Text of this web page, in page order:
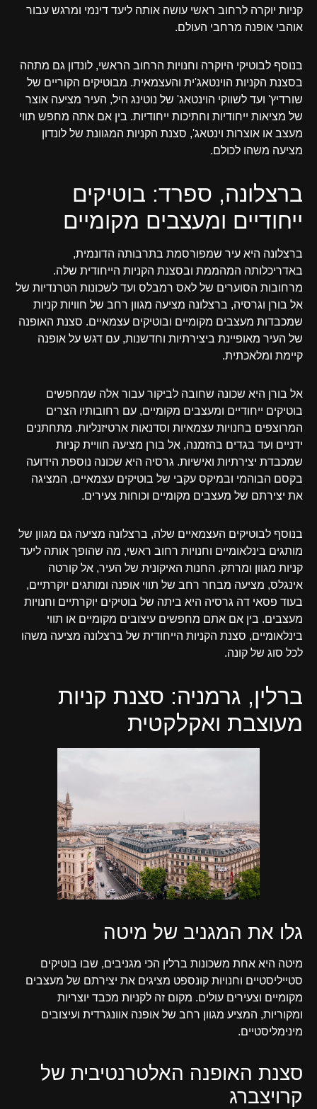
קניות יוקרה לרחוב ראשי עושה אותה ליעד דינמי ומרגש עבור
אוהבי אופנה מרחבי העולם.
בנוסף לבוטיקי היוקרה וחנויות הרחוב הראשי, לונדון גם מתהה
בסצנת הקניות הוינטאג'ית והעצמאית. מבוטיקים הקוריים של
שורדיץ' ועד לשווקי הוינטאג' של נוטינג היל, העיר מציעה אוצר
של מציאות ייחודיות וחתיכות ייחודיות. בין אם אתה מחפש תווי
מעצב או אוצרות וינטאג', סצנת הקניות המגוונת של לונדון
מציעה משהו לכולם.
ברצלונה, ספרד: בוטיקים
ייחודיים ומעצבים מקומיים
ברצלונה היא עיר שמפורסמת בתרבותה הדונמית,
באדריכלותה המהממת ובסצנת הקניות הייחודית שלה.
מרחובות הסוערים של לאס רמבלס ועד לשכונות הטרנדיות של
אל בורן וגרסיה, ברצלונה מציעה מגוון רחב של חוויות קניות
שמכבדות מעצבים מקומיים ובוטיקים עצמאיים. סצנת האופנה
של העיר מאופיינת ביצירתיות וחדשנות, עם דגש על אופנה
קיימת ומלאכתית.
אל בורן היא שכונה שחובה לביקור עבור אלה שמחפשים
בוטיקים ייחודיים ומעצבים מקומיים, עם רחובותיו הצרים
המרוצפים בחנויות עצמאיות וסדנאות ארטיזנליות. מתחתנים
ידניים ועד בגדים בהזמנה, אל בורן מציעה חוויית קניות
שמכבדת יצירתיות ואישיות. גרסיה היא שכונה נוספת הידועה
בקסם הבוהמי ובמיקס עקבי של בוטיקים עצמאיים, המציגה
את יצירתם של מעצבים מקומיים וכוחות צעירים.
בנוסף לבוטיקים העצמאיים שלה, ברצלונה מציעה גם מגוון של
מותגים בינלאומיים וחנויות רחוב ראשי, מה שהופך אותה ליעד
קניות מגוון ומרתק. החנות האיקונית של העיר, אל קורטה
אינגלס, מציעה מבחר רחב של תווי אופנה ומותגים יוקרתיים,
בעוד פסאי דה גרסיה היא ביתה של בוטיקים יוקרתיים וחנויות
מעצבים. בין אם אתם מחפשים עיצובים מקומיים או תווי
בינלאומיים, סצנת הקניות הייחודית של ברצלונה מציעה משהו
לכל סוג של קונה.
ברלין, גרמניה: סצנת קניות
מעוצבת ואקלקטית
גלו את המגניב של מיטה
מיטה היא אחת משכונות ברלין הכי מגניבים, שבו בוטיקים
סטייליסטיים וחנויות קונספט מציגים את יצירתם של מעצבים
מקומיים וצעירים עולים. מקום זה לקניות מכבד יוצריות
ומקוריות, המציע מגוון רחב של אופנה אוונגרדית ועיצובים
מינימליסטיים.
סצנת האופנה האלטרנטיבית של
קרויצברג